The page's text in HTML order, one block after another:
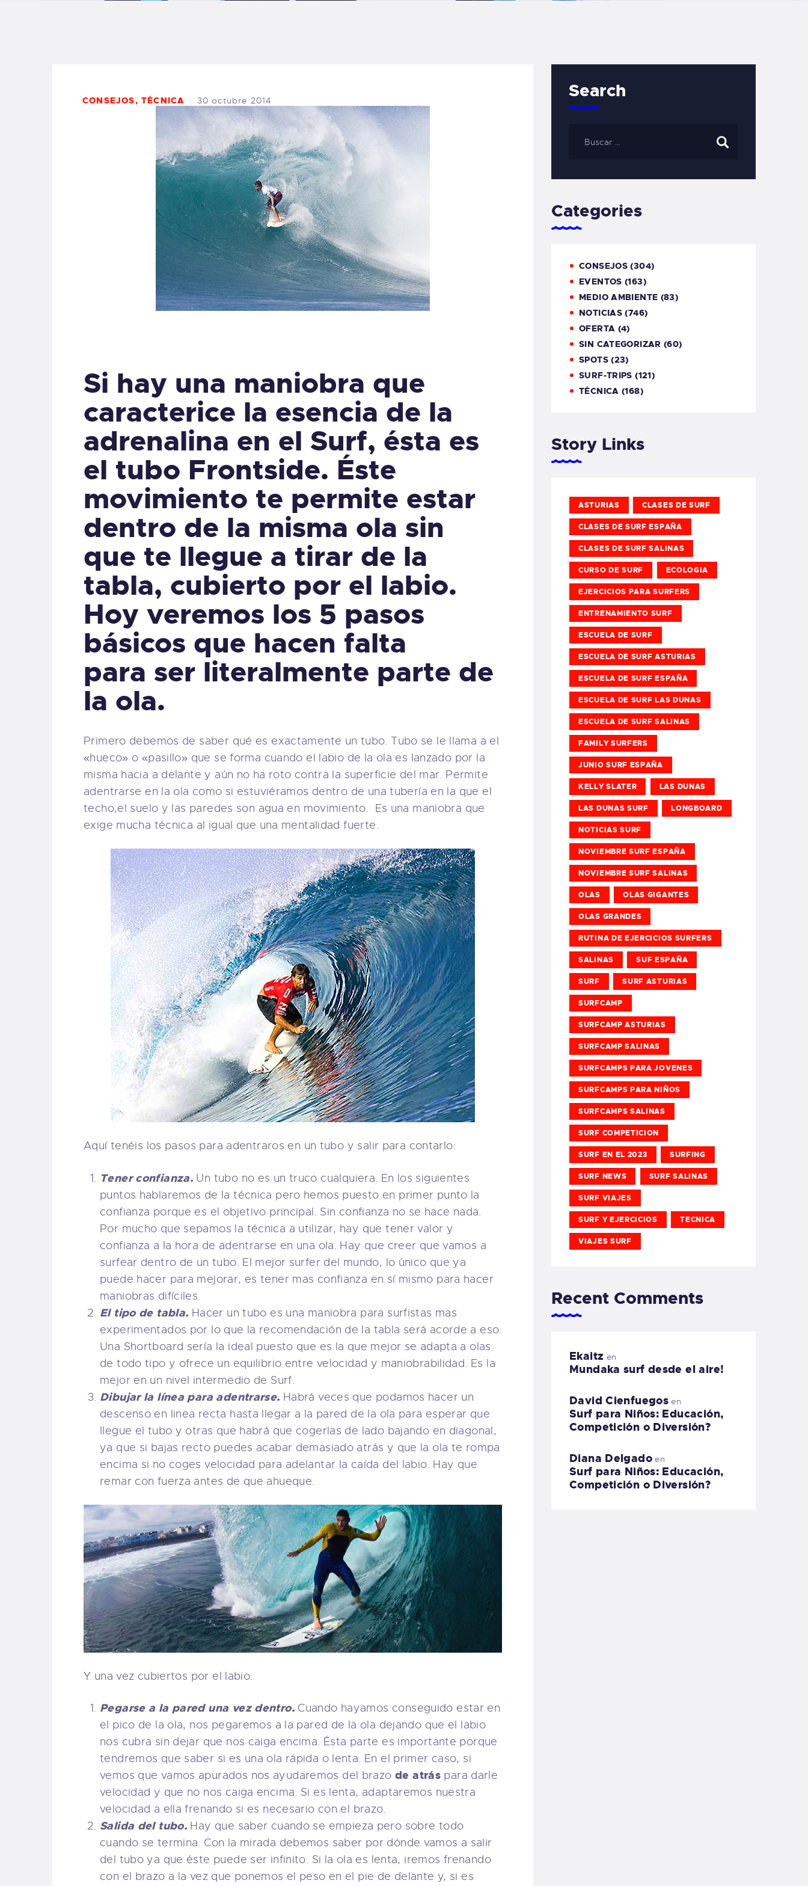
CARRITO
TIENDA FAMILY
SURFERS
WEBCAM SALINAS
PEDIDOS
CONSEJOS,TÉCNICA 30 octubre 2014
Si hay una maniobra que
caracterice la esencia de la
adrenalina en el Surf, ésta es
el tubo Frontside. Éste
movimiento te permite estar
dentro de la misma ola sin
que te llegue a tirar de la
tabla, cubierto por el labio.
Hoy veremos los 5 pasos
básicos que hacen falta
para ser literalmente parte de
la ola.
Primero debemos de saber qué es exactamente un tubo. Tubo se le llama a el
«hueco» o «pasillo» que se forma cuando el labio de la ola es lanzado por la
misma hacia a delante y aún no ha roto contra la superficie del mar. Permite
adentrarse en la ola como si estuviéramos dentro de una tubería en la que el
techo,el suelo y las paredes son agua en movimiento. Es una maniobra que
exige mucha técnica al igual que una mentalidad fuerte.
Aquí tenéis los pasos para adentraros en un tubo y salir para contarlo:
Tener confianza. Un tubo no es un truco cualquiera. En los siguientes
puntos hablaremos de la técnica pero hemos puesto en primer punto la
confianza porque es el objetivo principal. Sin confianza no se hace nada.
Por mucho que sepamos la técnica a utilizar, hay que tener valor y
confianza a la hora de adentrarse en una ola. Hay que creer que vamos a
surfear dentro de un tubo. El mejor surfer del mundo, lo único que ya
puede hacer para mejorar, es tener mas confianza en sí mismo para hacer
maniobras difíciles.
El tipo de tabla. Hacer un tubo es una maniobra para surfistas mas
experimentados por lo que la recomendación de la tabla será acorde a eso.
Una Shortboard sería la ideal puesto que es la que mejor se adapta a olas
de todo tipo y ofrece un equilibrio entre velocidad y maniobrabilidad. Es la
mejor en un nivel intermedio de Surf.
Dibujar la línea para adentrarse. Habrá veces que podamos hacer un
descenso en linea recta hasta llegar a la pared de la ola para esperar que
llegue el tubo y otras que habrá que cogerlas de lado bajando en diagonal,
ya que si bajas recto puedes acabar demasiado atrás y que la ola te rompa
encima si no coges velocidad para adelantar la caída del labio. Hay que
remar con fuerza antes de que ahueque.
Y una vez cubiertos por el labio:
Pegarse a la pared una vez dentro. Cuando hayamos conseguido estar en
el pico de la ola, nos pegaremos a la pared de la ola dejando que el labio
nos cubra sin dejar que nos caiga encima. Ésta parte es importante porque
tendremos que saber si es una ola rápida o lenta. En el primer caso, si
vemos que vamos apurados nos ayudaremos del brazode atrás para darle
velocidad y que no nos caiga encima. Si es lenta, adaptaremos nuestra
velocidad a ella frenando si es necesario con el brazo.
Salida del tubo. Hay que saber cuando se empieza pero sobre todo
cuando se termina. Con la mirada debemos saber por dónde vamos a salir
del tubo ya que éste puede ser infinito. Si la ola es lenta, iremos frenando
con el brazo a la vez que ponemos el peso en el pie de delante y, si es
Search
Categories
CONSEJOS (304)
EVENTOS (163)
MEDIO AMBIENTE (83)
NOTICIAS (746)
OFERTA (4)
SIN CATEGORIZAR (60)
SPOTS(23)
SURF-TRIPS (121)
TÉCNICA (168)
Story Links
ASTURIAS CLASES DE SURF
CLASES DE SURF ESPAÑA
CLASES DE SURF SALINAS
CURSO DE SURF ECOLOGIA
EJERCICIOS PARA SURFERS
ENTRENAMIENTO SURF
ESCUELA DE SURF
ESCUELA DE SURF ASTURIAS
ESCUELA DE SURF ESPAÑA
ESCUELA DE SURF LAS DUNAS
ESCUELA DE SURF SALINAS
FAMILY SURFERS
JUNIO SURF ESPAÑA
KELLY SLATER LAS DUNAS
LAS DUNAS SURF LONGBOARD
NOTICIAS SURF
NOVIEMBRE SURF ESPAÑA
NOVIEMBRE SURF SALINAS
OLAS OLAS GIGANTES
OLAS GRANDES
RUTINA DE EJERCICIOS SURFERS
SALINAS SUF ESPAÑA
SURF SURF ASTURIAS
SURFCAMP
SURFCAMP ASTURIAS
SURFCAMP SALINAS
SURFCAMPS PARA JOVENES
SURFCAMPS PARA NIÑOS
SURFCAMPS SALINAS
SURF COMPETICION
SURF EN EL 2023 SURFING
SURF NEWS SURF SALINAS
SURF VIAJES
SURF Y EJERCICIOS TECNICA
VIAJES SURF
Recent Comments
Ekaitz en
Mundaka surf desde el aire!
David Cienfuegos en
Surf para Niños: Educación,
Competición o Diversión?
Diana Delgadoen
Surf para Niños: Educación,
Competición o Diversión?